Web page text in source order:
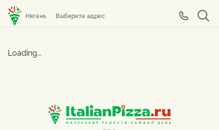
Нягань Выберите адрес
Loading...